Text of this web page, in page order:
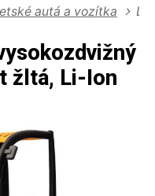
autá a vozítka
žltá, Li-Ion